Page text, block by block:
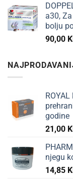
a30,
bolju
90,00
godine
21,00
njegu
14,85